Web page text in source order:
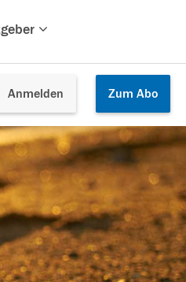
Anmelden Zum Abo